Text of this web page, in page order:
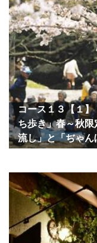
コース１３【１
ち歩き」春～秋
流し」と「ぢゃ